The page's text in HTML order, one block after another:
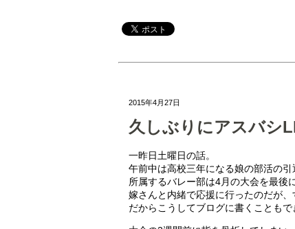
2015年4月27日
久しぶりにアスバシ
一昨日土曜日の話。
午前中は高校三年になる娘の部活の引
所属するバレー部は4月の大会を最後
嫁さんと内緒で応援に行ったのだが、
だからこうしてブログに書くこともで